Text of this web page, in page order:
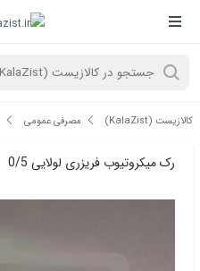
کالازیست (KalaZist) مصرفی عمومی
رک میکروتیوب فریزری لولایی 0/5